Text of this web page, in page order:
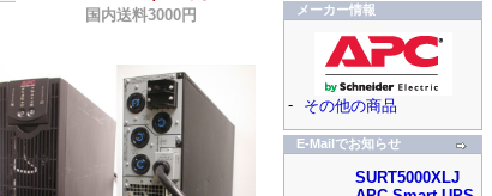
国内送料3000円 メーカー情報
- その他の商品
E-Mailでお知らせ
SURT5000XLJ